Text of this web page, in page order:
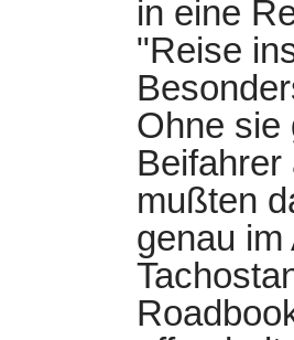
in eine
"Reise
Ohne sie
mußten
genau